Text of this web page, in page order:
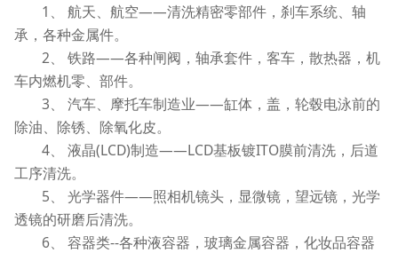
1、 航天、航空——清洗精密零部件，刹车系统、轴
承，各种金属件。
2、 铁路——各种闸阀，轴承套件，客车，散热器，机
车内燃机零、部件。
3、 汽车、摩托车制造业——缸体，盖，轮毂电泳前的
除油、除锈、除氧化皮。
4、 液晶(LCD)制造——LCD基板镀ITO膜前清洗，后道
工序清洗。
5、 光学器件——照相机镜头，显微镜，望远镜，光学
透镜的研磨后清洗。
6、 容器类--各种液容器，玻璃金属容器，化妆品容器